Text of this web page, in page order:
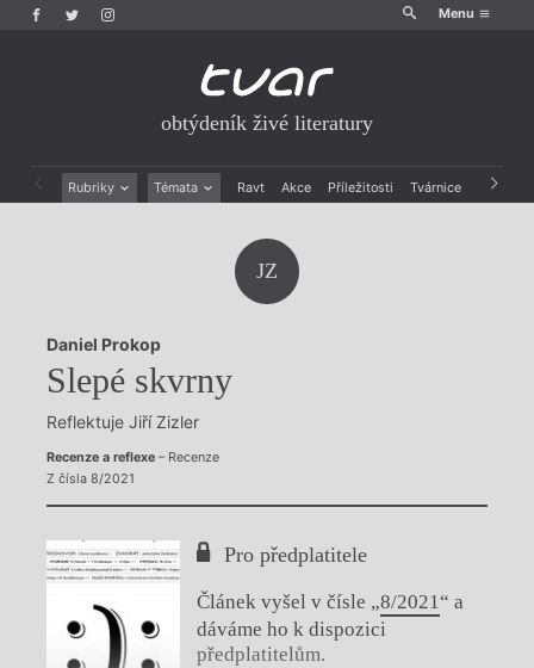
Menu
obtýdeník živé literatury
Rubriky Témata Ravt Akce Příležitosti Tvárnice Archiv
Rozhovory
Dokument
Výroční ceny
JZ
Daniel Prokop
Slepé skvrny
Reflektuje Jiří Zizler
Recenze a reflexe– Recenze
Z čísla 8/2021
Pro předplatitele
Článek vyšel v čísle „8/2021“ a
dáváme ho k dispozici
předplatitelům.